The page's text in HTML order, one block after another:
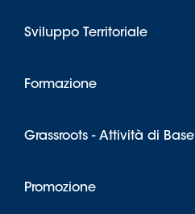
Sviluppo Territoriale
Formazione
Grassroots - Attività di Base
Promozione